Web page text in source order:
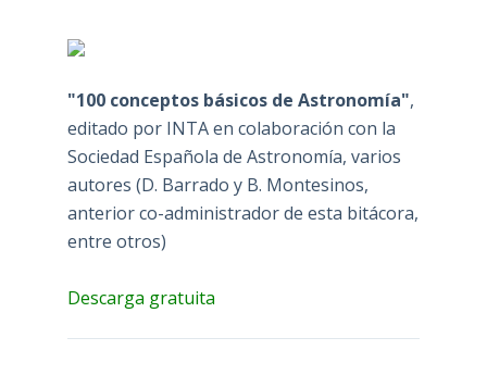
"100 conceptos básicos de Astronomía",
editado por INTA en colaboración con la
Sociedad Española de Astronomía, varios
autores (D. Barrado y B. Montesinos,
anterior co-administrador de esta bitácora,
entre otros)
Descarga gratuita